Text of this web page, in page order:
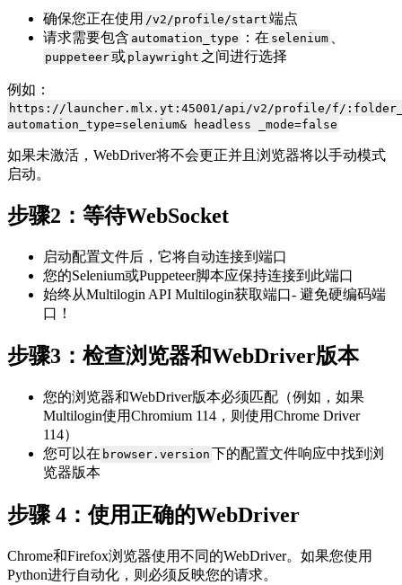
确保您正在使用 /v2/profile/start 端点
请求需要包含 automation_type ：在 selenium
puppeteer或 playwright 之间进行选择
例如：
https://launcher.mlx.yt:45001/api/v2/profile/f/
automation_type=selenium& headless _mode=false
如果未激活，WebDriver将不会更正并且浏览器将以手动模式
启动。
步骤2：等待WebSocket
启动配置文件后，它将自动连接到端口
您的Selenium或Puppeteer脚本应保持连接到此端口
始终从Multilogin API Multilogin获取端口- 避免硬编码端
口！
步骤3：检查浏览器和WebDriver版本
您的浏览器和WebDriver版本必须匹配（例如，如果
Multilogin使用Chromium 114，则使用Chrome Driver
114）
您可以在 browser.version 下的配置文件响应中找到浏
览器版本
步骤 4：使用正确的WebDriver
Chrome和Firefox浏览器使用不同的WebDriver。如果您使用
Python进行自动化，则必须反映您的请求。